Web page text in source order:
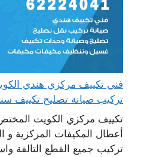
تركيب صيانة تصليح تكييف
تكييف مركزي الكويت
أعطال المكيفات المركزية و
تركيب جميع القطع التالفة